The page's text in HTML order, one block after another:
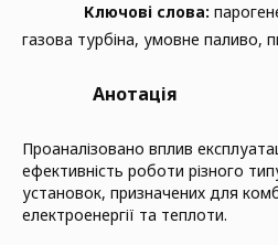
Ключові слова:
газова турбіна, умовне паливо,
Анотація
Проаналізовано вплив
ефективність роботи різного
установок, призначених для
електроенергії та теплоти.